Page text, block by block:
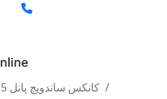
کانکس ساندویچ پانل 2.5*12